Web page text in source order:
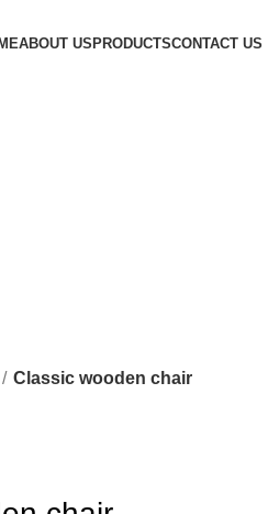
ABOUT US PRODUCTSCONTACT US
Classic wooden chair